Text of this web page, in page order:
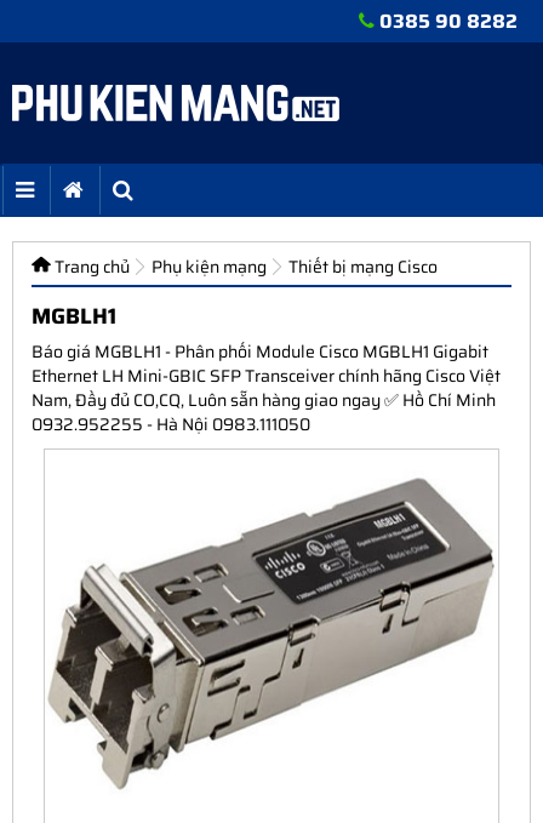
0385 90 8282
Trang chủ Phụ kiện mạng Thiết bị mạng Cisco
MGBLH1
Báo giá MGBLH1 - Phân phối Module Cisco MGBLH1 Gigabit
Ethernet LH Mini-GBIC SFP Transceiver chính hãng Cisco Việt
Nam, Đầy đủ CO,CQ, Luôn sẵn hàng giao ngay ✅ Hồ Chí Minh
0932.952255 - Hà Nội 0983.111050